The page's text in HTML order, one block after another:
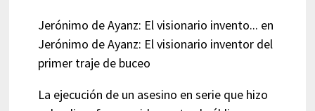
Jerónimo de Ayanz: El visionario invento... en
Jerónimo de Ayanz: El visionario inventor del
primer traje de buceo
La ejecución de un asesino en serie que hizo